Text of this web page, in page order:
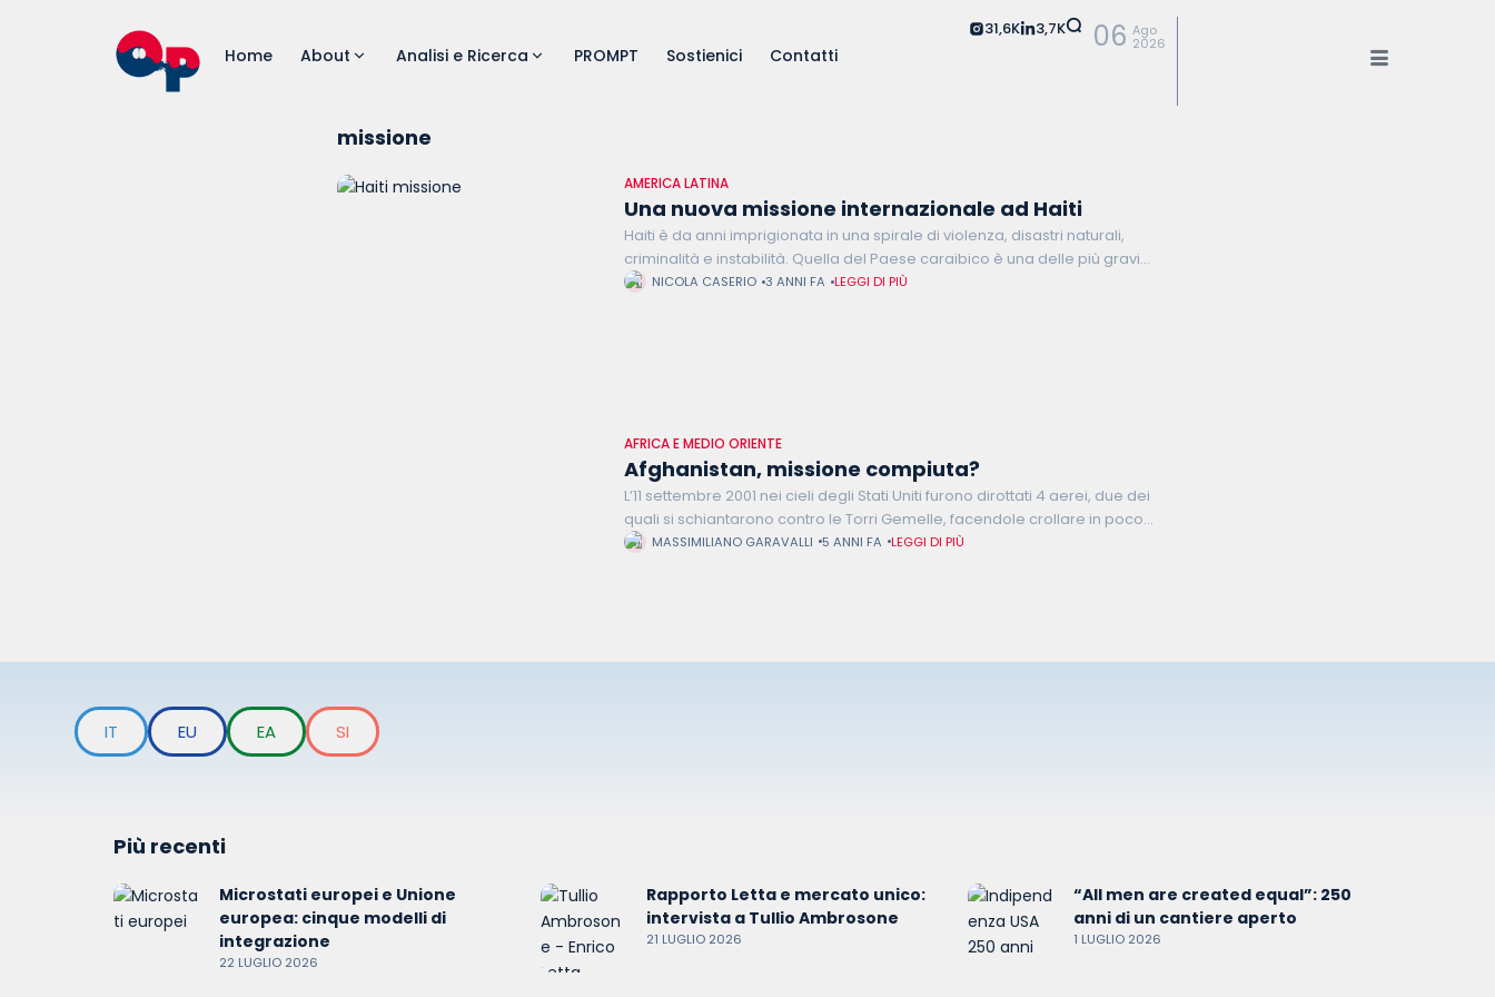
Home About Analisi e Ricerca PROMPT Sostienici Contatti
31,6K 3,7K 06 Ago
2026
missione
AMERICA LATINA
Una nuova missione internazionale ad Haiti
Haiti è da anni imprigionata in una spirale di violenza, disastri naturali,
criminalità e instabilità. Quella del Paese caraibico è una delle più gravi
crisi umanitarie al mondo ed è
NICOLA CASERIO 3 ANNI FA LEGGI DI PIÙ
AFRICA E MEDIO ORIENTE
Afghanistan, missione compiuta?
L’11 settembre 2001 nei cieli degli Stati Uniti furono dirottati 4 aerei, due dei
quali si schiantarono contro le Torri Gemelle, facendole crollare in poco
meno di due ore, uno
MASSIMILIANO GARAVALLI 5 ANNI FA LEGGI DI PIÙ
IT EU EA SI
Più recenti
Microstati europei e Unione
europea: cinque modelli di
integrazione
22 LUGLIO 2026
Rapporto Letta e mercato unico:
intervista a Tullio Ambrosone
21 LUGLIO 2026
“All men are created equal”: 250
anni di un cantiere aperto
1 LUGLIO 2026